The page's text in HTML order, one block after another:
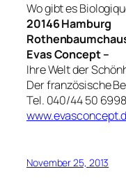
Wo gibt es
20146 Hamburg
Evas Concept –
Ihre Welt der
Der französische
Tel. 040/44 50 6998
November 25, 2013